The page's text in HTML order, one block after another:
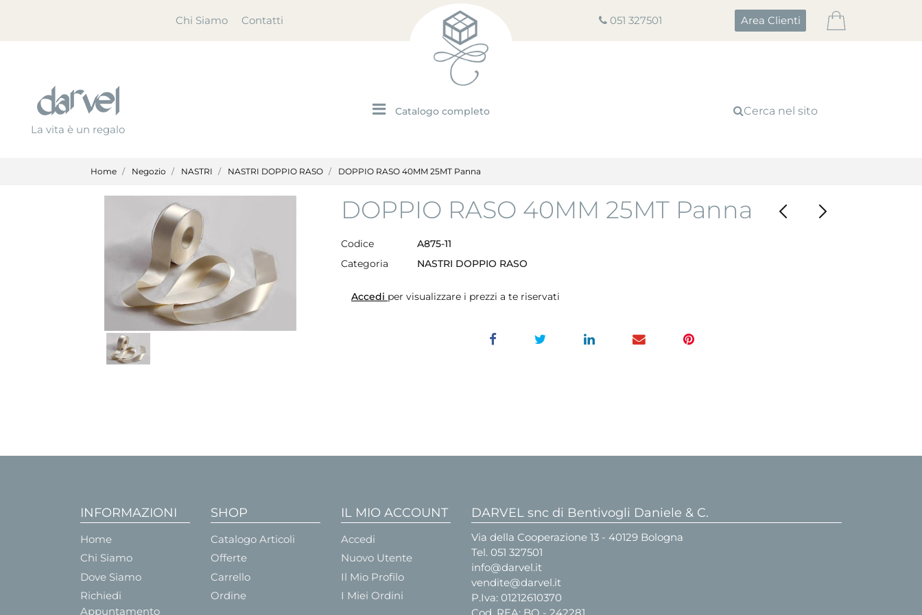
Chi Siamo Contatti 051 327501 Area Clienti
La vita è un regalo
Open menu Cerca nel sito
Home Negozio NASTRI NASTRI DOPPIO RASO DOPPIO RASO 40MM 25MT Panna
DOPPIO RASO 40MM 25MT Panna
Codice
A875-11
Categoria
NASTRI DOPPIO RASO
Accedi per visualizzare i prezzi a te riservati
INFORMAZIONI
Home
Chi Siamo
Dove Siamo
Richiedi
Appuntamento
SHOP
Catalogo Articoli
Offerte
Carrello
Ordine
IL MIO ACCOUNT
Accedi
Nuovo Utente
Il Mio Profilo
I Miei Ordini
DARVEL snc di Bentivogli Daniele & C.
Via della Cooperazione 13 - 40129 Bologna
Tel. 051 327501
info@darvel.it
vendite@darvel.it
P.Iva: 01212610370
Cod. REA: BO - 242281